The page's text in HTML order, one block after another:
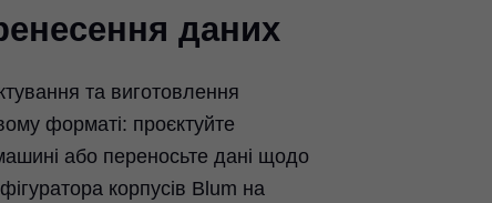
даних
та виготовлення
форматі: проєктуйте
або переносьте дані щодо
корпусів Blum на